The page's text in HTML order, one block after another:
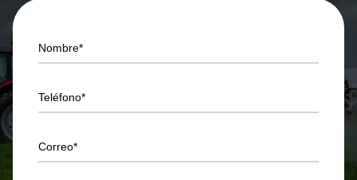
Nombre*
Teléfono*
Correo*